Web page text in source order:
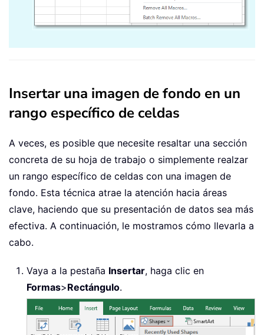
Insertar una imagen de fondo en un
rango específico de celdas
A veces, es posible que necesite resaltar una sección
concreta de su hoja de trabajo o simplemente realzar
un rango específico de celdas con una imagen de
fondo. Esta técnica atrae la atención hacia áreas
clave, haciendo que su presentación de datos sea más
efectiva. A continuación, le mostramos cómo llevarla a
cabo.
Vaya a la pestaña Insertar, haga clic en
Formas>Rectángulo.